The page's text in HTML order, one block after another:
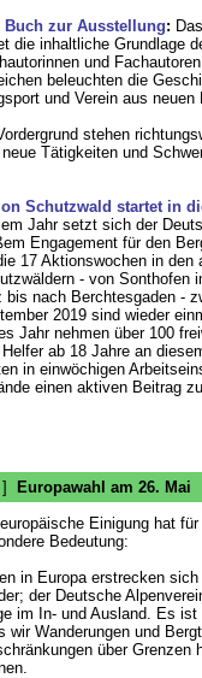
Buch zur Ausstellung:
die inhaltliche Grundlage
und
beleuchten die
und Verein aus
stehen
Tätigkeiten und
Schutzwald startet in
Jahr setzt sich der
Engagement für den
17 Aktionswochen in den
- von Sonthofen
bis nach Berchtesgaden -
2019 sind wieder
Jahr nehmen über 100
ab 18 Jahre an
in einwöchigen
einen aktiven Beitrag
]
Europawahl am 26. Mai
Einigung hat
Bedeutung:
in Europa erstrecken
der Deutsche
im In- und Ausland. Es
wir Wanderungen und
über Grenzen